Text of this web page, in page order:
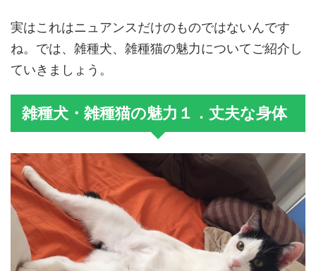
実はこれはニュアンスだけのものではないんです
ね。では、雑種犬、雑種猫の魅力についてご紹介し
ていきましょう。
雑種犬・雑種猫の魅力１．丈夫な身体